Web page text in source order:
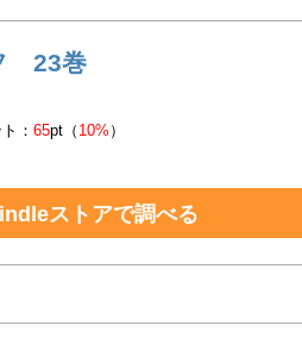
23巻
：65pt（ 10% ）
ストアで調べる